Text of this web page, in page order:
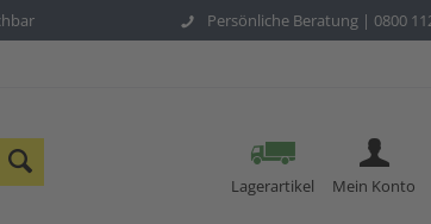
Persönliche Beratung | 0800
Mein Konto
Lagerartikel